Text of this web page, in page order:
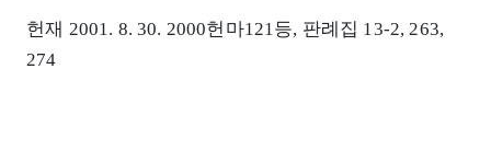
헌재 2001. 8. 30. 2000헌마121등, 판례집 13-2, 263,
274